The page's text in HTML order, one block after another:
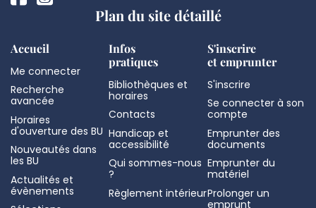
Plan du site détaillé
Accueil
Me connecter
Recherche
avancée
Horaires
d'ouverture des BU
Nouveautés dans
les BU
Actualités et
évènements
Infos
pratiques
Bibliothèques et
horaires
Contacts
Handicap et
accessibilité
Qui sommes-nous
?
Règlement intérieur
S'inscrire
et emprunter
S'inscrire
Se connecter à son
compte
Emprunter des
documents
Emprunter du
matériel
Prolonger un
emprunt